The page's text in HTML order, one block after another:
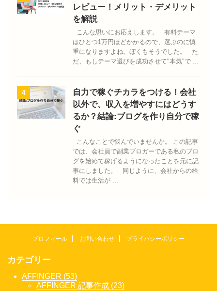
レビュー！メリット・デメリット
を解説
こんな思いにお応えします。 有料テーマ
はひとつ1万円ほどかかるので、選ぶのに慎
重になりますよね。ぼくもそうでした。 た
だ、もしテーマ選びを成功させて"本気"で ...
4
自力で稼ぐチカラをつける！会社
以外で、収入を増やすにはどうす
るか？結論:ブログを作り自分で稼
ぐ
こんなことで悩んでいませんか。 この記事
では、会社員で副業ブロガーである私のブロ
グを始めて稼げるようになったことを元に記
事にしました。 同じように、会社からの給
料では生活が ...
プロフィール お問い合わせ プライバシーポリシー
カテゴリー
AFFINGER (53)
AFFINGER 記事作成 (23)